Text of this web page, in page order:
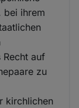
bei ihrem
Recht auf
zu
kirchlichen